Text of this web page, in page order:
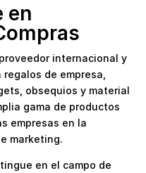
en
internacional y
de empresa,
obsequios y material
gama de productos
empresas en la
marketing.
en el campo de